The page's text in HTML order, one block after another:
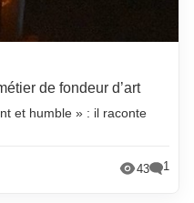
de fondeur d’art
et humble » : il raconte
43 1